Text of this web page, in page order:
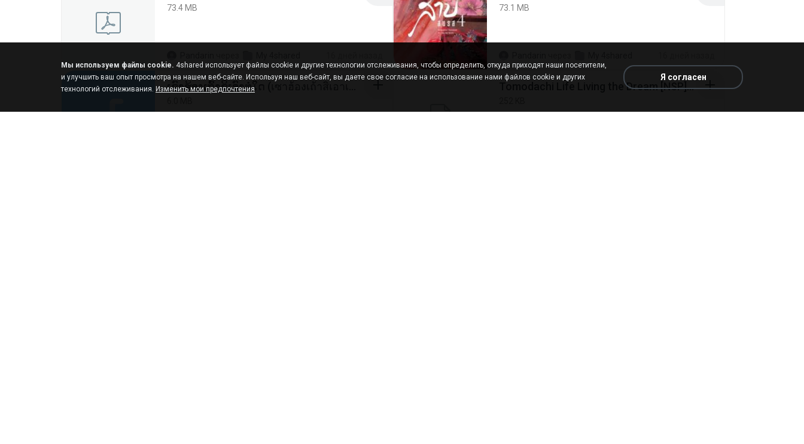
73.4 MB 73.1 MB
Tomodachi Life Living the Dream [NSP].torrent
Мы используем файлы cookie. 4shared использует файлы cookie и другие технологии отслеживания, чтобы определить, откуда приходят наши посетители,
и улучшить ваш опыт просмотра на нашем веб-сайте. Используя наш веб-сайт, вы даете свое согласие на использование нами файлов cookie и других
технологий отслеживания. Изменить мои предпочтения
Я согласен